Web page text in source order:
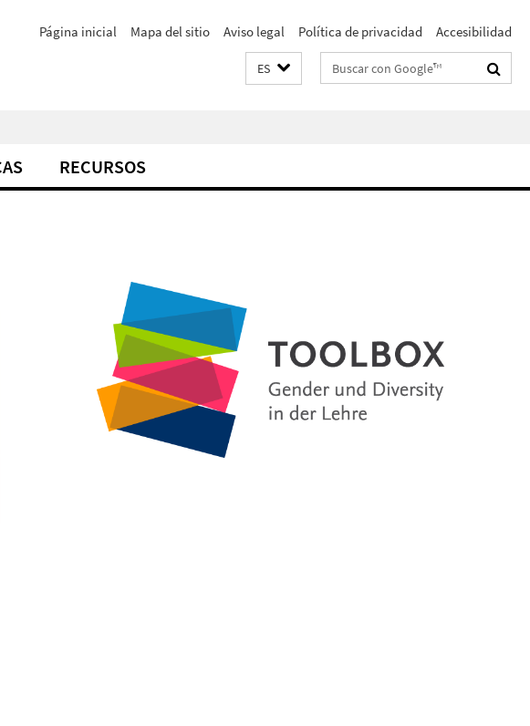
Página inicial Mapa del sitio Aviso legal Política de privacidad Accesibilidad
ES Suchbegriffe
RECURSOS